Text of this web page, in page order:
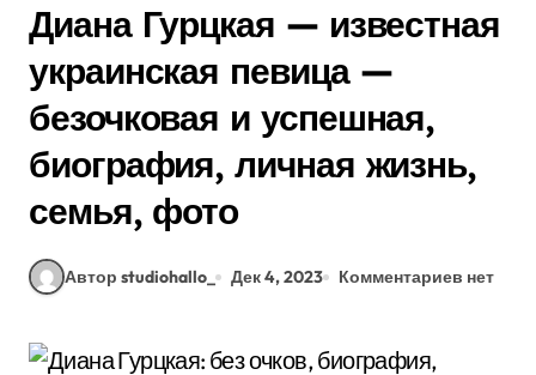
Диана Гурцкая — известная
украинская певица —
безочковая и успешная,
биография, личная жизнь,
семья, фото
Автор studiohallo_ Дек 4, 2023 Комментариев нет